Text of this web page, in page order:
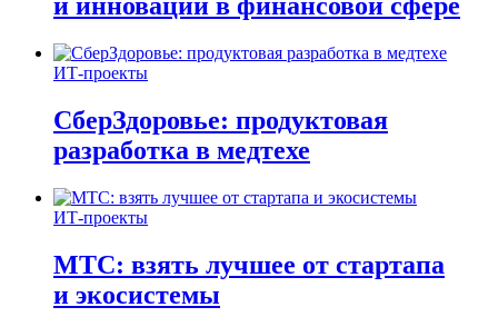
ИТ-проекты
СберЗдоровье: продуктовая
разработка в медтехе
ИТ-проекты
МТС: взять лучшее от стартапа
и экосистемы